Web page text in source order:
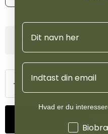
Navn
Email
Hvad er du
Interesser